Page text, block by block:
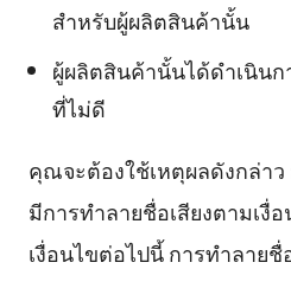
สำหรับผู้ผลิตสินค้านั้น
ผู้ผลิตสินค้านั้นได้ดำเนิน
ที่ไม่ดี
คุณจะต้องใช้เหตุผลดังกล่าว
มีการทำลายชื่อเสียงตามเงื่
เงื่อนไขต่อไปนี้ การทำลายชื่